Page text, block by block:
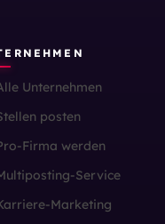
Unternehmen
posten
Firma werden
Service
Marketing